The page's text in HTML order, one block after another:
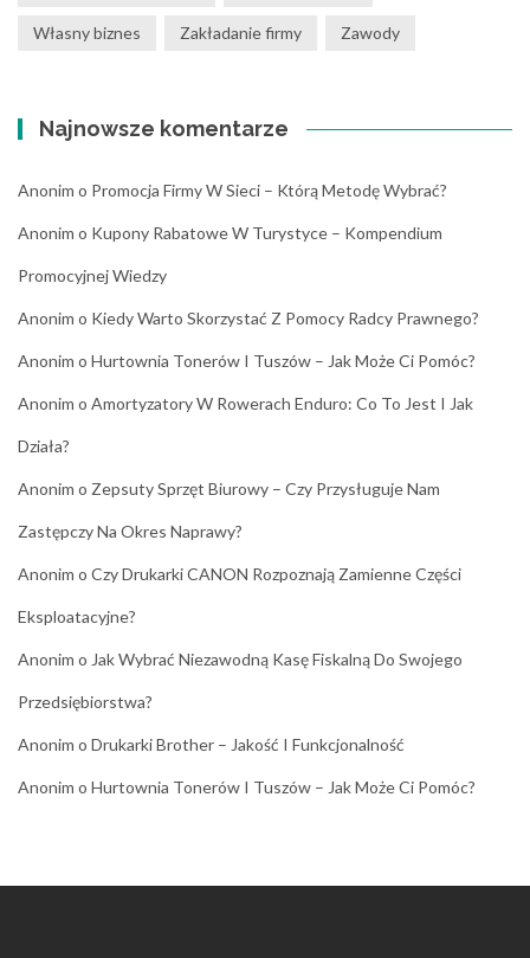
Własny biznes Zakładanie firmy Zawody
Najnowsze komentarze
Anonim o Promocja Firmy W Sieci – Którą Metodę Wybrać?
Anonim o Kupony Rabatowe W Turystyce – Kompendium
Promocyjnej Wiedzy
Anonim o Kiedy Warto Skorzystać Z Pomocy Radcy Prawnego?
Anonim o Hurtownia Tonerów I Tuszów – Jak Może Ci Pomóc?
Anonim o Amortyzatory W Rowerach Enduro: Co To Jest I Jak
Działa?
Anonim o Zepsuty Sprzęt Biurowy – Czy Przysługuje Nam
Zastępczy Na Okres Naprawy?
Anonim o Czy Drukarki CANON Rozpoznają Zamienne Części
Eksploatacyjne?
Anonim o Jak Wybrać Niezawodną Kasę Fiskalną Do Swojego
Przedsiębiorstwa?
Anonim o Drukarki Brother – Jakość I Funkcjonalność
Anonim o Hurtownia Tonerów I Tuszów – Jak Może Ci Pomóc?